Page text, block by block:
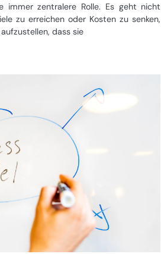
immer zentralere Rolle. Es geht nicht
zu erreichen oder Kosten zu senken,
dass sie